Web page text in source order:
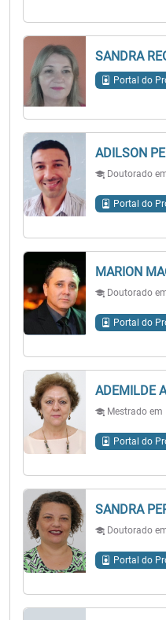
SANDRA
Portal do
ADILSON
Doutorado
Portal do
MARION
Doutorado
Portal do
ADEMILDE
Mestrado em
Portal do
SANDRA
Doutorado
Portal do